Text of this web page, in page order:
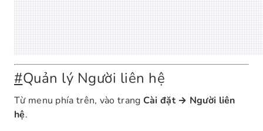
#Quản lý Người liên hệ
Từ menu phía trên, vào trang Cài đặt → Người liên
hệ.